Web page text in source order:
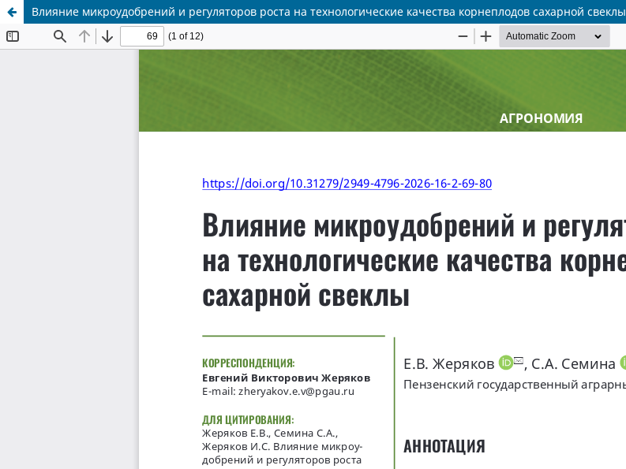
Влияние микроудобрений и регуляторов роста на технологические качества корнеплодов сахарной свеклы